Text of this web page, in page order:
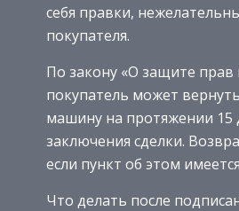
себя правки,
покупателя.
По закону «О защите прав
покупатель может
машину на протяжении 15
заключения сделки.
если пункт об этом
Что делать после